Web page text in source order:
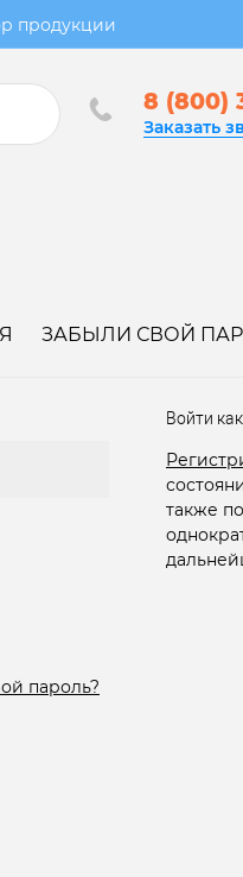
продукции
8 (800)
Заказать
ЗАБЫЛИ СВОЙ
пароль?
Войти
также